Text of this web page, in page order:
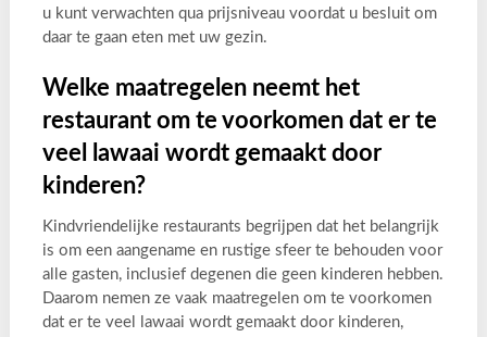
u kunt verwachten qua prijsniveau voordat u besluit om
daar te gaan eten met uw gezin.
Welke maatregelen neemt het
restaurant om te voorkomen dat er te
veel lawaai wordt gemaakt door
kinderen?
Kindvriendelijke restaurants begrijpen dat het belangrijk
is om een aangename en rustige sfeer te behouden voor
alle gasten, inclusief degenen die geen kinderen hebben.
Daarom nemen ze vaak maatregelen om te voorkomen
dat er te veel lawaai wordt gemaakt door kinderen,